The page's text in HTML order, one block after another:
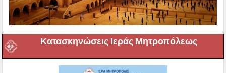
Κατασκηνώσεις Ιεράς Μητροπόλεως